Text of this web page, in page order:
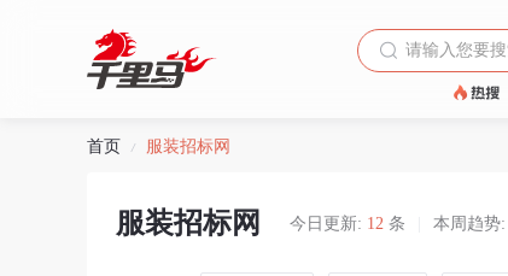
首页 / 服装招标网
服装招标网 今日更新: 12 条 本周趋势: